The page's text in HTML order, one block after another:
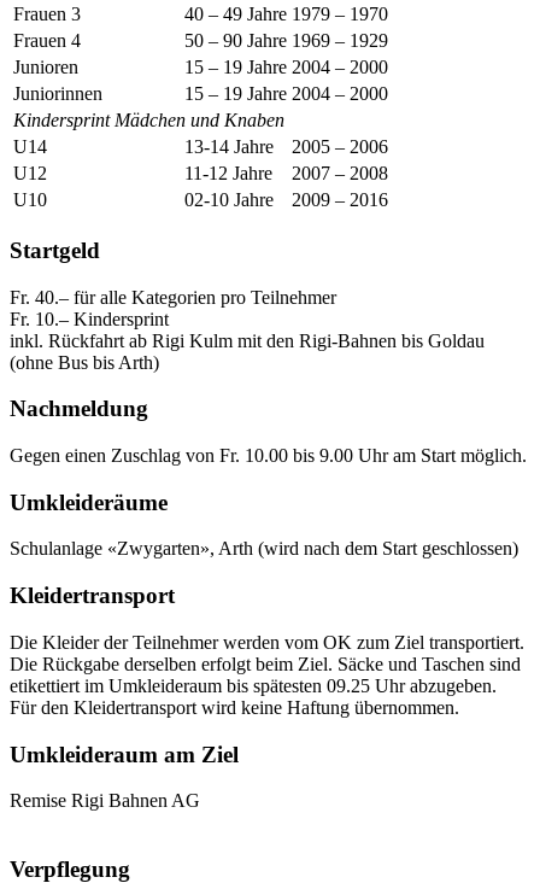
Frauen 3
40 – 49 Jahre 1979 – 1970
Frauen 4
50 – 90 Jahre 1969 – 1929
Junioren
15 – 19 Jahre 2004 – 2000
Juniorinnen
15 – 19 Jahre 2004 – 2000
Kindersprint Mädchen und Knaben
U14
13-14 Jahre
2005 – 2006
U12
11-12 Jahre
2007 – 2008
U10
02-10 Jahre 2009 – 2016
Startgeld
Fr. 40.– für alle Kategorien pro Teilnehmer
Fr. 10.– Kindersprint
inkl. Rückfahrt ab Rigi Kulm mit den Rigi-Bahnen bis Goldau
(ohne Bus bis Arth)
Nachmeldung
Gegen einen Zuschlag von Fr. 10.00 bis 9.00 Uhr am Start möglich.
Umkleideräume
Schulanlage «Zwygarten», Arth (wird nach dem Start geschlossen)
Kleidertransport
Die Kleider der Teilnehmer werden vom OK zum Ziel transportiert.
Die Rückgabe derselben erfolgt beim Ziel. Säcke und Taschen sind
etikettiert im Umkleideraum bis spätesten 09.25 Uhr abzugeben.
Für den Kleidertransport wird keine Haftung übernommen.
Umkleideraum am Ziel
Remise Rigi Bahnen AG
Verpflegung